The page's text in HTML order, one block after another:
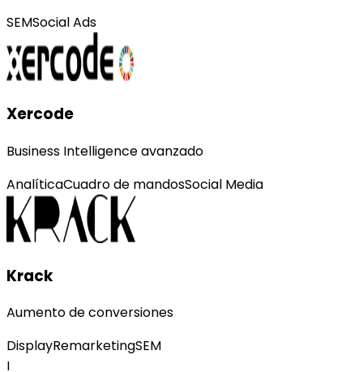
SEMSocial Ads
Xercode
Business Intelligence avanzado
AnalíticaCuadro de mandosSocial Media
Krack
Aumento de conversiones
DisplayRemarketingSEM
I